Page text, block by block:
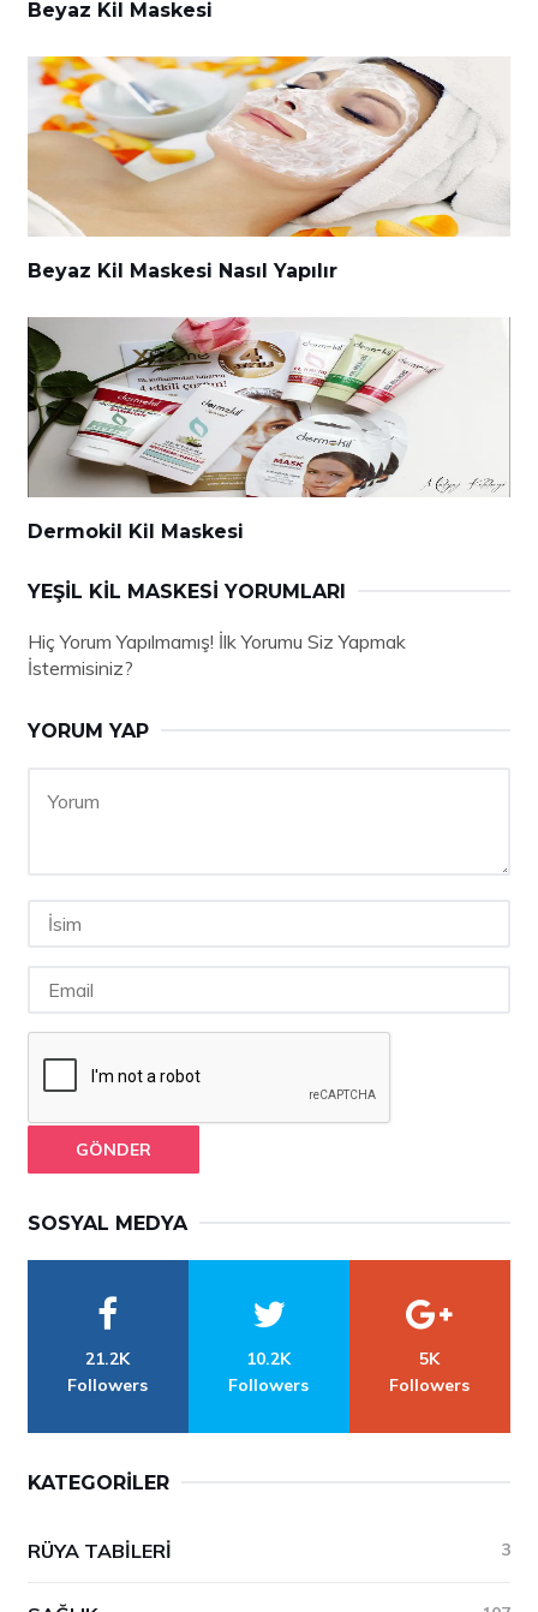
Beyaz Kil Maskesi
Beyaz Kil Maskesi Nasıl Yapılır
Dermokil Kil Maskesi
YEŞIL KIL MASKESI YORUMLARI
Hiç Yorum Yapılmamış! İlk Yorumu Siz Yapmak
İstermisiniz?
YORUM YAP
GÖNDER
SOSYAL MEDYA
21.2K
Followers
10.2K
Followers
5K
Followers
KATEGORILER
RÜYA TABILERI 3